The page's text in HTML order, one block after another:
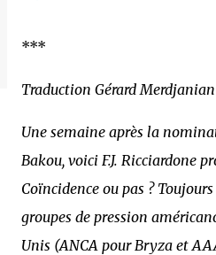
***
Traduction Gérard
Une semaine après la
Bakou, voici F.J. Ricciardone
Coïncidence ou pas ?
groupes de pression
Unis (ANCA pour Bryza et